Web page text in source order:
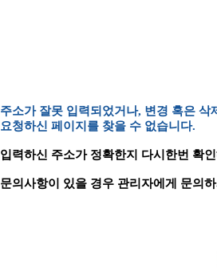
주소가 잘못 입력되었거나, 변경 혹은 삭
요청하신 페이지를 찾을 수 없습니다.
입력하신 주소가 정확한지 다시한번 확
문의사항이 있을 경우 관리자에게 문의